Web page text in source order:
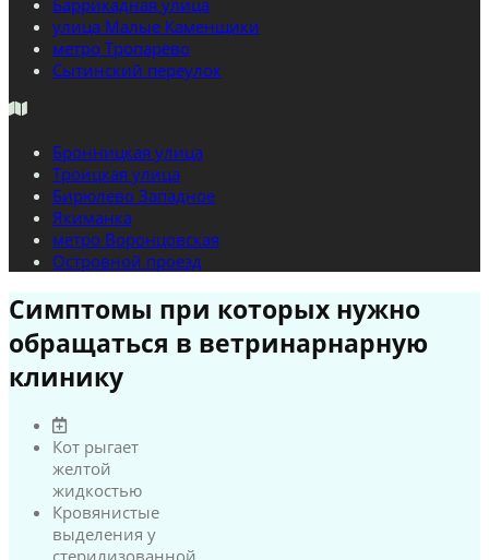
Баррикадная улица
улица Малые Каменщики
метро Тропарёво
Сытинский переулок
Бронницкая улица
Троицкая улица
Бирюлево Западное
Якиманка
метро Воронцовская
Островной проезд
Симптомы при которых нужно
обращаться в ветринарнарную
клинику
Кот рыгает
желтой
жидкостью
Кровянистые
выделения у